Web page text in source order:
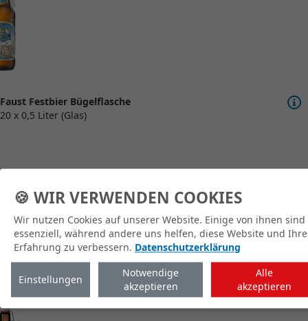
Faust Festbier Bügelflasche
20 x 0,5 Liter (Glas)
zum Shop
🍪 WIR VERWENDEN COOKIES
Wir nutzen Cookies auf unserer Website. Einige von ihnen sind
essenziell, während andere uns helfen, diese Website und Ihre
Erfahrung zu verbessern. Datenschutzerklärung
Einstellungen
Notwendige
akzeptieren
Alle
akzeptieren